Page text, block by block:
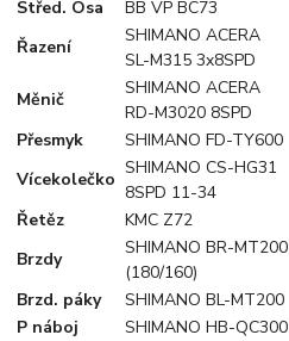
Střed. Osa
BB VP BC73
Řazení
SHIMANO ACERA
SL-M315 3x8SPD
Měnič
SHIMANO ACERA
RD-M3020 8SPD
Přesmyk
SHIMANO FD-TY600
Vícekolečko
SHIMANO CS-HG31
8SPD 11-34
Řetěz
KMC Z72
Brzdy
SHIMANO BR-MT200
(180/160)
Brzd. páky
SHIMANO BL-MT200
P náboj
SHIMANO HB-QC300